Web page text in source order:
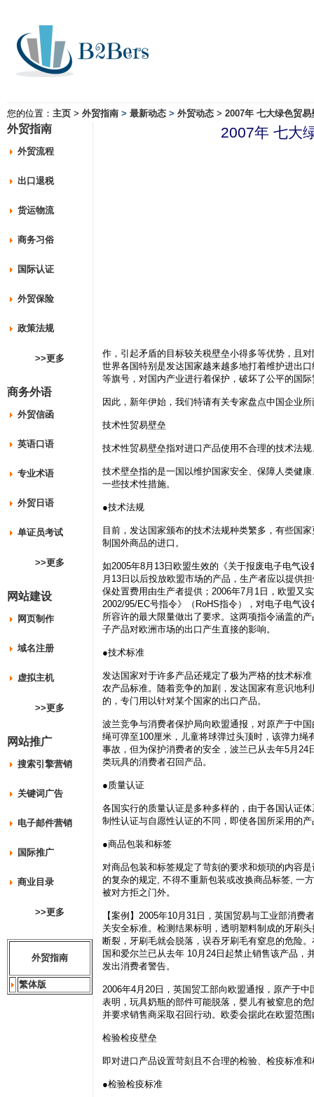
您的位置： 主页 > 外贸指南 > 最新动态 > 外贸动态 > 2007年 七大绿色贸
外贸指南
外贸流程
出口退税
货运物流
商务习俗
国际认证
外贸保险
政策法规
>>更多
商务外语
外贸信函
英语口语
专业术语
外贸日语
单证员考试
>>更多
网站建设
网页制作
域名注册
虚拟主机
>>更多
网站推广
搜索引擎营销
关键词广告
电子邮件营销
国际推广
商业目录
>>更多
外贸指南
繁体版
2007年 七大
作，引起矛盾的目标较关税壁垒小得多等优势，且
世界各国特别是发达国家越来越多地打着维护进出
等旗号，对国内产业进行着保护，破坏了公平的国
因此，新年伊始，我们特请有关专家盘点中国企业
技术性贸易壁垒
技术性贸易壁垒指对进口产品使用不合理的技术法
技术壁垒指的是一国以维护国家安全、保障人类健
一些技术性措施。
●技术法规
目前，发达国家颁布的技术法规种类繁多，有些国
制国外商品的进口。
如2005年8月13日欧盟生效的《关于报废电子电气
月13日以后投放欧盟市场的产品，生产者应以提供
保处置费用由生产者提供；2006年7月1日，欧盟又
2002/95/EC号指令》（RoHS指令），对电子电气
所容许的最大限量做出了要求。这两项指令涵盖的
子产品对欧洲市场的出口产生直接的影响。
●技术标准
发达国家对于许多产品还规定了极为严格的技术标
农产品标准。随着竞争的加剧，发达国家有意识地
的，专门用以针对某个国家的出口产品。
波兰竞争与消费者保护局向欧盟通报，对原产于中
绳可弹至100厘米，儿童将球弹过头顶时，该弹力
事故，但为保护消费者的安全，波兰已从去年5月
类玩具的消费者召回产品。
●质量认证
各国实行的质量认证是多种多样的，由于各国认证
制性认证与自愿性认证的不同，即使各国所采用的
●商品包装和标签
对商品包装和标签规定了苛刻的要求和烦琐的内容
的复杂的规定, 不得不重新包装或改换商品标签, 一
被对方拒之门外。
【案例】2005年10月31日，英国贸易与工业部消
关安全标准。检测结果标明，透明塑料制成的牙刷
断裂，牙刷毛就会脱落，误吞牙刷毛有窒息的危险
国和爱尔兰已从去年 10月24日起禁止销售该产品
发出消费者警告。
2006年4月20日，英国贸工部向欧盟通报，原产于
表明，玩具奶瓶的部件可能脱落，婴儿有被窒息的
并要求销售商采取召回行动。欧委会据此在欧盟范
检验检疫壁垒
即对进口产品设置苛刻且不合理的检验、检疫标准
●检验检疫标准